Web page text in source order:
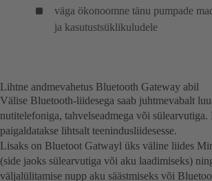
väga ökonoomne tänu pumpade
ja kasutustsüklikuludele
Lihtne andmevahetus Bluetooth Gateway abil
Välise Bluetooth-liidesega saab juhtmevabalt
nutitelefoniga, tahvelseadmega või
paigaldatakse lihtsalt teenindusliidesesse.
Lisaks on Bluetoot Gatwayl üks väline liides
(side jaoks sülearvutiga või aku laadimiseks)
väljalülitamise nupp aku säästmiseks või